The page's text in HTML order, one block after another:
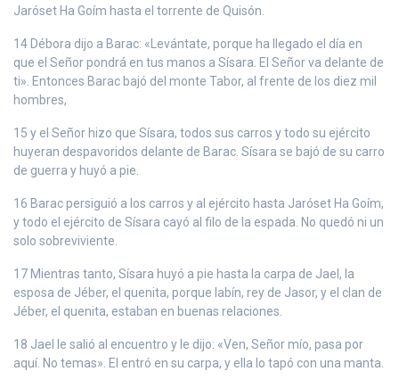
Jaróset Ha Goím hasta el torrente de Quisón.
14 Débora dijo a Barac: «Levántate, porque ha llegado el día en
que el Señor pondrá en tus manos a Sísara. El Señor va delante de
ti». Entonces Barac bajó del monte Tabor, al frente de los diez mil
hombres,
15 y el Señor hizo que Sísara, todos sus carros y todo su ejército
huyeran despavoridos delante de Barac. Sísara se bajó de su carro
de guerra y huyó a pie.
16 Barac persiguió a los carros y al ejército hasta Jaróset Ha Goím,
y todo el ejército de Sísara cayó al filo de la espada. No quedó ni un
solo sobreviviente.
17 Mientras tanto, Sísara huyó a pie hasta la carpa de Jael, la
esposa de Jéber, el quenita, porque Iabín, rey de Jasor, y el clan de
Jéber, el quenita, estaban en buenas relaciones.
18 Jael le salió al encuentro y le dijo: «Ven, Señor mío, pasa por
aquí. No temas». El entró en su carpa, y ella lo tapó con una manta.